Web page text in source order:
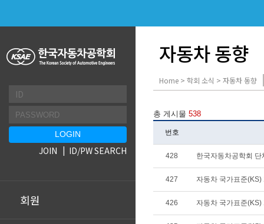
회원
JOIN ID/PW SEARCH
자동차 동향
Home > 학회 소식 > 자동차 동향
총 게시물 538
번호
428 한국자동차공학회
427 자동차 국가표준
426 자동차 국가표준